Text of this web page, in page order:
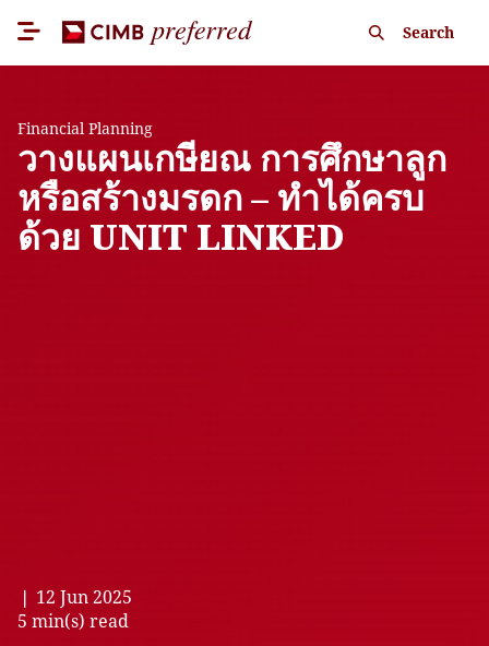
Search
Financial Planning
วางแผนเกษียณ การศึกษาลูก
หรือสร้างมรดก – ทำได้ครบ
ด้วย UNIT LINKED
❘ 12 Jun 2025
5 min(s) read